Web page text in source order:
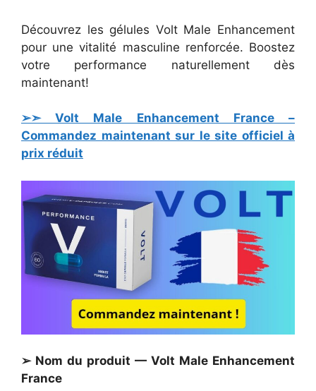
Découvrez les gélules Volt Male Enhancement
pour une vitalité masculine renforcée. Boostez
votre performance naturellement dès
maintenant!
➢➣ Volt Male Enhancement France –
Commandez maintenant sur le site officiel à
prix réduit
➢ Nom du produit — Volt Male Enhancement
France